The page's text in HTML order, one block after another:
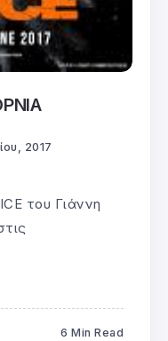
2017
του Γιάννη
6 Min Read